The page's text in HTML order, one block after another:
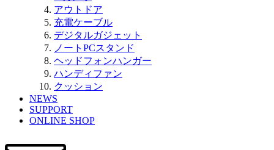
アウトドア
充電ケーブル
デジタルガジェット
ノートPCスタンド
ヘッドフォンハンガー
ハンディファン
クッション
NEWS
SUPPORT
ONLINE SHOP